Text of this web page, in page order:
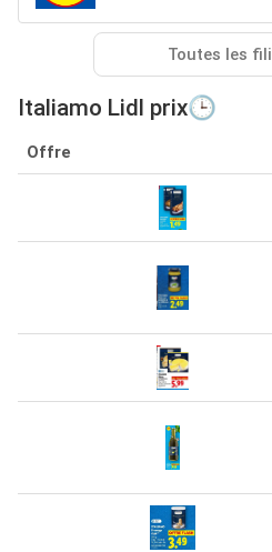
Toutes les
Italiamo Lidl prix🕒
Offre